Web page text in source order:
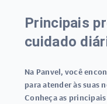
Principais
cuidado
Na Panvel, você
para atender às suas
Conheça as